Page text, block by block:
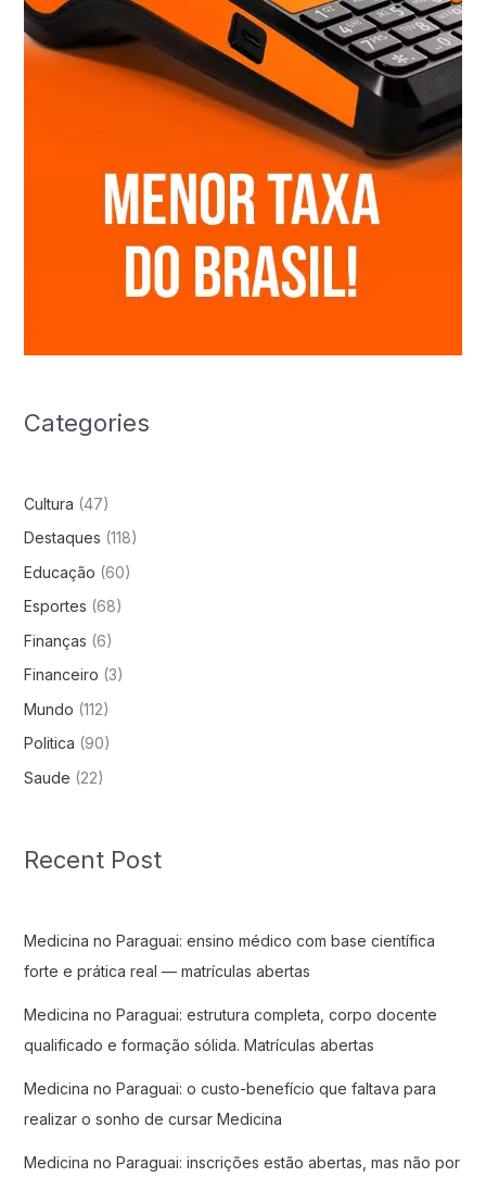
Categories
Cultura (47)
Destaques (118)
Educação (60)
Esportes (68)
Finanças (6)
Financeiro (3)
Mundo (112)
Politica (90)
Saude (22)
Recent Post
Medicina no Paraguai: ensino médico com base científica
forte e prática real — matrículas abertas
Medicina no Paraguai: estrutura completa, corpo docente
qualificado e formação sólida. Matrículas abertas
Medicina no Paraguai: o custo-benefício que faltava para
realizar o sonho de cursar Medicina
Medicina no Paraguai: inscrições estão abertas, mas não por